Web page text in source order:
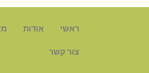
ראשי אודות
צור קשר